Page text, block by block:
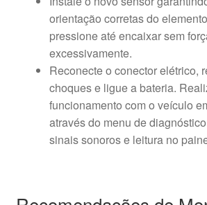
orientação corretas do
pressione até encaixar sem
excessivamente.
Reconecte o conector elétrico,
choques e ligue a bateria.
funcionamento com o veículo
através do menu de
sinais sonoros e leitura no